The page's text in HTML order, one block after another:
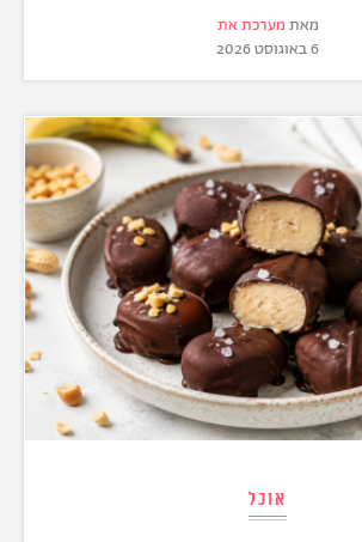
מאת מערכת את
6 באוגוסט 2026
אוכל